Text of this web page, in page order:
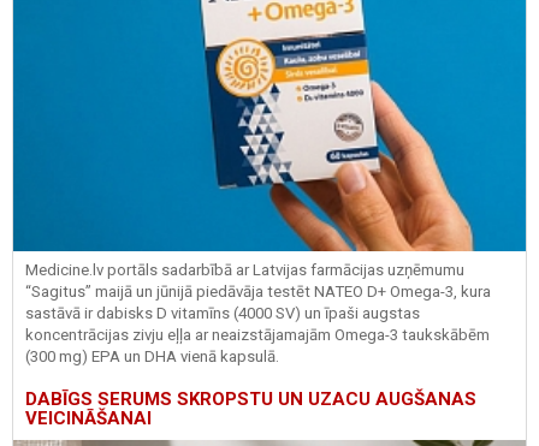
Medicine.lv portāls sadarbībā ar Latvijas farmācijas uzņēmumu
“Sagitus” maijā un jūnijā piedāvāja testēt NATEO D+ Omega-3, kura
sastāvā ir dabisks D vitamīns (4000 SV) un īpaši augstas
koncentrācijas zivju eļļa ar neaizstājamajām Omega-3 taukskābēm
(300 mg) EPA un DHA vienā kapsulā.
DABĪGS SERUMS SKROPSTU UN UZACU AUGŠANAS
VEICINĀŠANAI